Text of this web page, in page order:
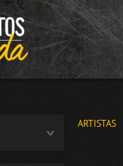
ARTISTAS